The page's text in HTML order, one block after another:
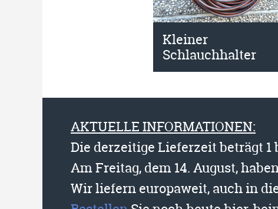
Kleiner
Schlauchhalter
AKTUELLE INFORMATIONEN:
Die derzeitige Lieferzeit beträgt 1
Am Freitag, dem 14. August,
Wir liefern europaweit, auch in